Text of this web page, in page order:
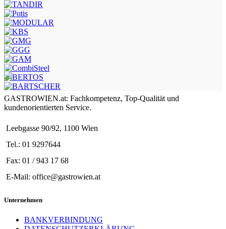
GASTROWIEN.at: Fachkompetenz, Top-Qualität und
kundenorientierten Service.
Leebgasse 90/92, 1100 Wien
Tel.: 01 9297644
Fax: 01 / 943 17 68
E-Mail: office@gastrowien.at
Unternehmen
BANKVERBINDUNG